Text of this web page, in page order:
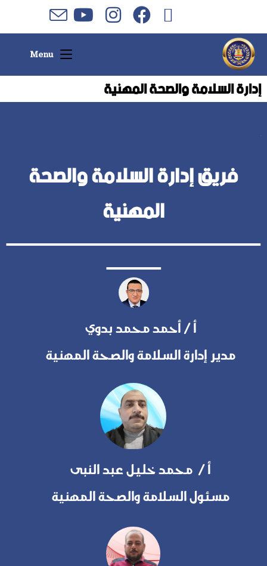
Menu
إدارة السلامة والصحة المهنية
فريق إدارة السلامة والصحة
المهنية
ـــــــــــــــــــــــــــــــــــــــــــــــــــــــــــــــــــــــــــــــــــــ
ــــــــــــــــــ
أ / أحمد محمد بدوي
مدير إدارة السلامة والصحة المهنية
أ / محمد خليل عبد النبى
مسئول السلامة والصحة المهنية